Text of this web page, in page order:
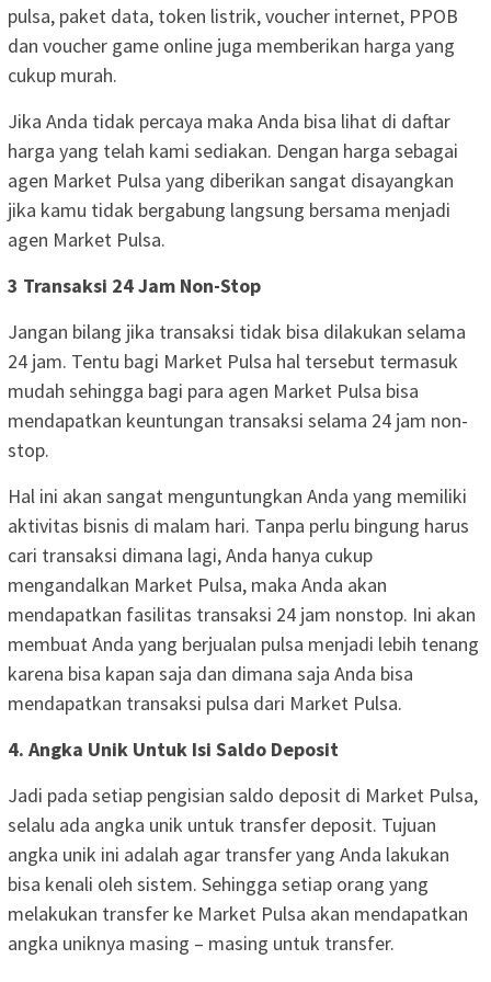
pulsa, paket data, token listrik, voucher internet, PPOB
dan voucher game online juga memberikan harga yang
cukup murah.
Jika Anda tidak percaya maka Anda bisa lihat di daftar
harga yang telah kami sediakan. Dengan harga sebagai
agen Market Pulsa yang diberikan sangat disayangkan
jika kamu tidak bergabung langsung bersama menjadi
agen Market Pulsa.
3 Transaksi 24 Jam Non-Stop
Jangan bilang jika transaksi tidak bisa dilakukan selama
24 jam. Tentu bagi Market Pulsa hal tersebut termasuk
mudah sehingga bagi para agen Market Pulsa bisa
mendapatkan keuntungan transaksi selama 24 jam non-
stop.
Hal ini akan sangat menguntungkan Anda yang memiliki
aktivitas bisnis di malam hari. Tanpa perlu bingung harus
cari transaksi dimana lagi, Anda hanya cukup
mengandalkan Market Pulsa, maka Anda akan
mendapatkan fasilitas transaksi 24 jam nonstop. Ini akan
membuat Anda yang berjualan pulsa menjadi lebih tenang
karena bisa kapan saja dan dimana saja Anda bisa
mendapatkan transaksi pulsa dari Market Pulsa.
4. Angka Unik Untuk Isi Saldo Deposit
Jadi pada setiap pengisian saldo deposit di Market Pulsa,
selalu ada angka unik untuk transfer deposit. Tujuan
angka unik ini adalah agar transfer yang Anda lakukan
bisa kenali oleh sistem. Sehingga setiap orang yang
melakukan transfer ke Market Pulsa akan mendapatkan
angka uniknya masing – masing untuk transfer.